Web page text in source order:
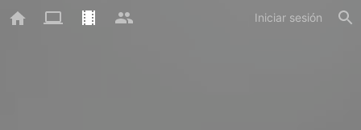
Iniciar sesión